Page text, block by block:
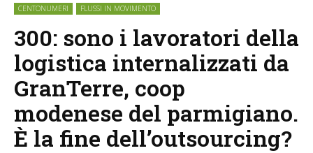
CENTONUMERI FLUSSI IN MOVIMENTO
300: sono i lavoratori della
logistica internalizzati da
GranTerre, coop
modenese del parmigiano.
È la fine dell’outsourcing?